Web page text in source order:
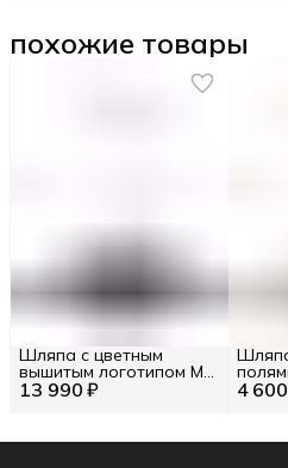
похожие товары
13 990 ₽
Шляпа с цветным
вышитым логотипом M
INT / Цв. Чёрный 4